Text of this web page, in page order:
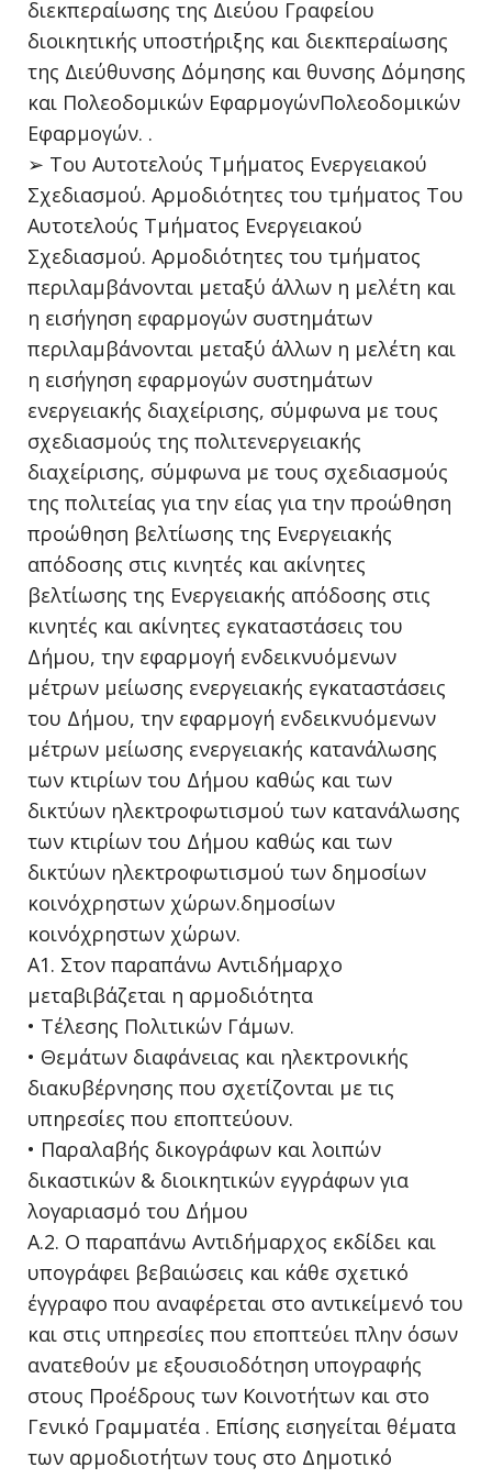
διεκπεραίωσης της Διεύου Γραφείου
διοικητικής υποστήριξης και διεκπεραίωσης
της Διεύθυνσης Δόμησης και θυνσης Δόμησης
και Πολεοδομικών ΕφαρμογώνΠολεοδομικών
Εφαρμογών. .
➢ Του Αυτοτελούς Τμήματος Ενεργειακού
Σχεδιασμού. Αρμοδιότητες του τμήματος Του
Αυτοτελούς Τμήματος Ενεργειακού
Σχεδιασμού. Αρμοδιότητες του τμήματος
περιλαμβάνονται μεταξύ άλλων η μελέτη και
η εισήγηση εφαρμογών συστημάτων
περιλαμβάνονται μεταξύ άλλων η μελέτη και
η εισήγηση εφαρμογών συστημάτων
ενεργειακής διαχείρισης, σύμφωνα με τους
σχεδιασμούς της πολιτενεργειακής
διαχείρισης, σύμφωνα με τους σχεδιασμούς
της πολιτείας για την είας για την προώθηση
προώθηση βελτίωσης της Ενεργειακής
απόδοσης στις κινητές και ακίνητες
βελτίωσης της Ενεργειακής απόδοσης στις
κινητές και ακίνητες εγκαταστάσεις του
Δήμου, την εφαρμογή ενδεικνυόμενων
μέτρων μείωσης ενεργειακής εγκαταστάσεις
του Δήμου, την εφαρμογή ενδεικνυόμενων
μέτρων μείωσης ενεργειακής κατανάλωσης
των κτιρίων του Δήμου καθώς και των
δικτύων ηλεκτροφωτισμού των κατανάλωσης
των κτιρίων του Δήμου καθώς και των
δικτύων ηλεκτροφωτισμού των δημοσίων
κοινόχρηστων χώρων.δημοσίων
κοινόχρηστων χώρων.
Α1. Στον παραπάνω Αντιδήμαρχο
μεταβιβάζεται η αρμοδιότητα
• Τέλεσης Πολιτικών Γάμων.
• Θεμάτων διαφάνειας και ηλεκτρονικής
διακυβέρνησης που σχετίζονται με τις
υπηρεσίες που εποπτεύουν.
• Παραλαβής δικογράφων και λοιπών
δικαστικών & διοικητικών εγγράφων για
λογαριασμό του Δήμου
Α.2. Ο παραπάνω Αντιδήμαρχος εκδίδει και
υπογράφει βεβαιώσεις και κάθε σχετικό
έγγραφο που αναφέρεται στο αντικείμενό του
και στις υπηρεσίες που εποπτεύει πλην όσων
ανατεθούν με εξουσιοδότηση υπογραφής
στους Προέδρους των Κοινοτήτων και στο
Γενικό Γραμματέα . Επίσης εισηγείται θέματα
των αρμοδιοτήτων τους στο Δημοτικό